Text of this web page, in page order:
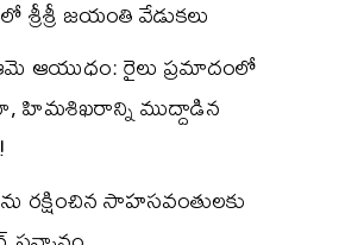
శ్రీశ్రీ జయంతి వేడుకలు
ఆయుధం: రైలు ప్రమాదంలో
హిమశిఖరాన్ని ముద్దాడిన
రక్షించిన సాహసవంతులకు